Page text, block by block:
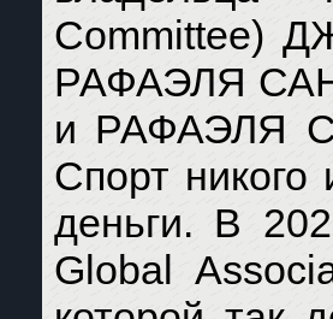
Committee)
РАФАЭЛЯ
и РАФАЭЛЯ
Спорт никого
деньги. В
Global